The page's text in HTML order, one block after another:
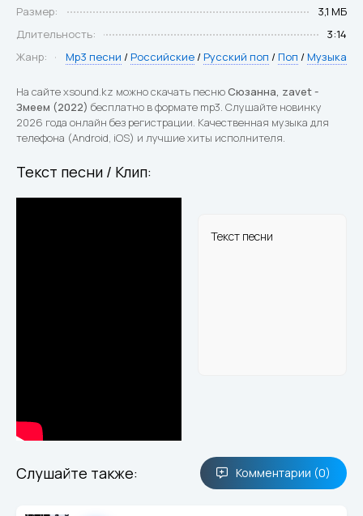
Размер:
3,1 МБ
Длительность:
3:14
Жанр:
Mp3 песни / Российские / Русский поп / Поп / Музыка
На сайте xsound.kz можно скачать песнюСюзанна, zavet -
Змеем (2022) бесплатно в формате mp3. Слушайте новинку
2026 года онлайн без регистрации. Качественная музыка для
телефона (Android, iOS) и лучшие хиты исполнителя.
Текст песни / Клип:
Текст песни
Слушайте также: Комментарии (0)